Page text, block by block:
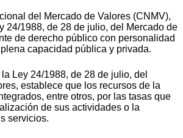
del Mercado de Valores (CNMV),
24/1988, de 28 de julio, del Mercado de
de derecho público con personalidad
capacidad pública y privada.
Ley 24/1988, de 28 de julio, del
establece que los recursos de la
entre otros, por las tasas que
de sus actividades o la
servicios.